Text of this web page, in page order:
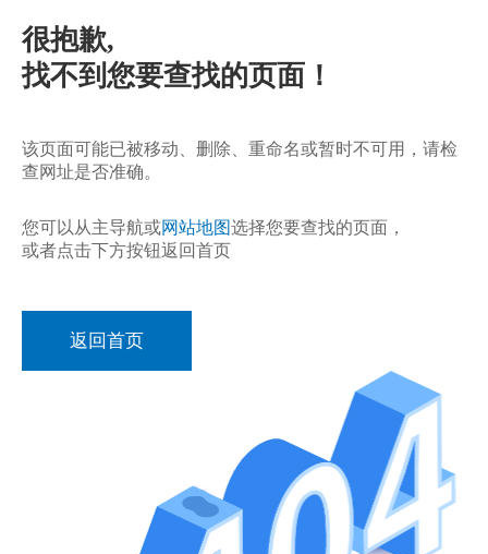
很抱歉,
找不到您要查找的页面！
该页面可能已被移动、删除、重命名或暂时不可用，请检
查网址是否准确。
您可以从主导航或网站地图选择您要查找的页面，
或者点击下方按钮返回首页
返回首页